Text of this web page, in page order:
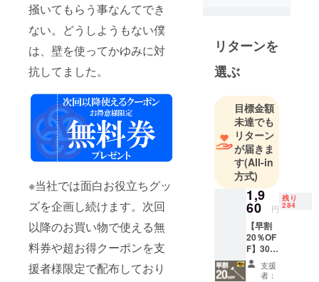
掻いてもらう事なんてでき
ない。どうしようもない僕
は、壁を使ってかゆみに対
抗してました。
※当社では面白お役立ちグッ
ズを企画し続けます。次回
以降のお買い物で使える無
料券や超お得クーポンを支
援者様限定で配布しており
もと、日々
おもしろく
て役に立つ
画・開発に
挑んでいま
す。
「面白い」
「便利」
「欲しかっ
た！」と感
じていただ
けるような
アイテム
を、これか
リターンを
選ぶ
目標金額
未達でも
リターン
が届きま
す(All-in
方式)
1,9
60 円
残り
284
【早割
20％OF
F】300
名限定
ＭＡＧ
支援
者：